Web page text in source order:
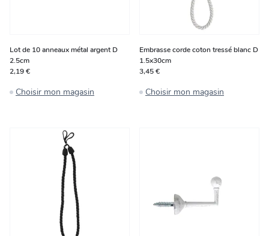
Lot de 10 anneaux métal argent D
2.5cm
2,19 €
Choisir mon magasin
Embrasse corde coton tressé blanc D
1.5x30cm
3,45 €
Choisir mon magasin